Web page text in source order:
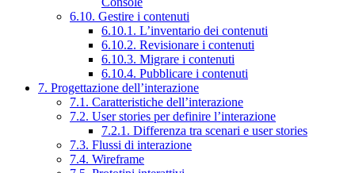
6.10. Gestire i contenuti
6.10.1. L’inventario dei contenuti
6.10.2. Revisionare i contenuti
6.10.3. Migrare i contenuti
6.10.4. Pubblicare i contenuti
7. Progettazione dell’interazione
7.1. Caratteristiche dell’interazione
7.2. User stories per definire l’interazione
7.2.1. Differenza tra scenari e user stories
7.3. Flussi di interazione
7.4. Wireframe